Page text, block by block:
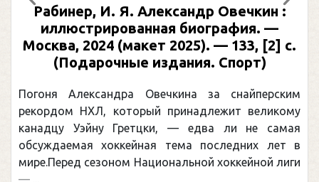
Рабинер, И. Я. Александр Овечкин :
иллюстрированная биография. —
Москва, 2024 (макет 2025). — 133, [2] с.
(Подарочные издания. Спорт)
Погоня Александра Овечкина за снайперским
рекордом НХЛ, который принадлежит великому
канадцу Уэйну Гретцки, — едва ли не самая
обсуждаемая хоккейная тема последних лет в
мире.Перед сезоном Национальной хоккейной лиги
— ...
Предыдущий